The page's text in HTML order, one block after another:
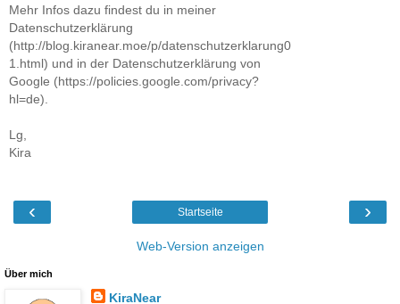
Mehr Infos dazu findest du in meiner
Datenschutzerklärung
(http://blog.kiranear.moe/p/datenschutzerklarung0
1.html) und in der Datenschutzerklärung von
Google (https://policies.google.com/privacy?
hl=de).
Lg,
Kira
‹ ›
Startseite
Web-Version anzeigen
Über mich
KiraNear